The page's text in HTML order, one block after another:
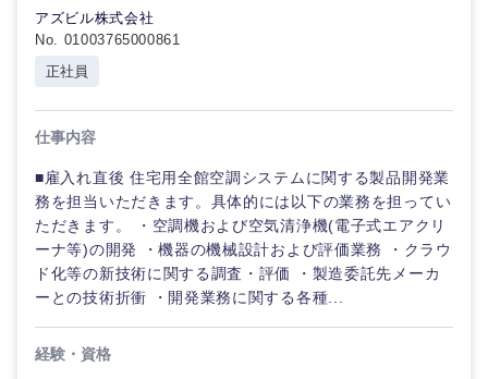
術
職
（IT）、
Web
ビ
制
作、
ゲ
ー
ム
（モノづ
くり）
不動産専門職
事務職
その他
コンサル・シンクタンク
広告・宣伝・印刷
マスメディア
エンターテイメント
完全週休2日制
アズビル株式会社
No. 01003765000861
正社員
仕事内容
■雇入れ直後 住宅用全館空調システムに関する製品開発業
務を担当いただきます。具体的には以下の業務を担ってい
ただきます。 ・空調機および空気清浄機(電子式エアクリ
ーナ等)の開発 ・機器の機械設計および評価業務 ・クラウ
ド化等の新技術に関する調査・評価 ・製造委託先メーカ
ーとの技術折衝 ・開発業務に関する各種...
経験・資格